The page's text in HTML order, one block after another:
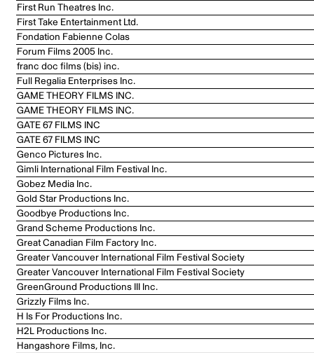
First Run Theatres Inc.
First Take Entertainment Ltd.
Fondation Fabienne Colas
Forum Films 2005 Inc.
franc doc films (bis) inc.
Full Regalia Enterprises Inc.
GAME THEORY FILMS INC.
GAME THEORY FILMS INC.
GATE 67 FILMS INC
GATE 67 FILMS INC
Genco Pictures Inc.
Gimli International Film Festival Inc.
Gobez Media Inc.
Gold Star Productions Inc.
Goodbye Productions Inc.
Grand Scheme Productions Inc.
Great Canadian Film Factory Inc.
Greater Vancouver International Film Festival Society
Greater Vancouver International Film Festival Society
GreenGround Productions III Inc.
Grizzly Films Inc.
H Is For Productions Inc.
H2L Productions Inc.
Hangashore Films, Inc.